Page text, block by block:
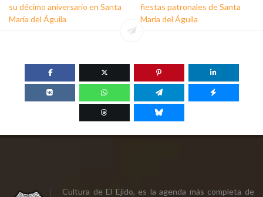
su décimo aniversario en Santa
María del Águila
fiestas patronales de Santa
María del Águila
Cultura de El Ejido, es la agenda más completa de